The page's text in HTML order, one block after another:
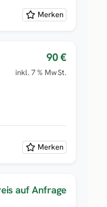
Merken
90 €
inkl. 7 % MwSt.
Merken
auf Anfrage